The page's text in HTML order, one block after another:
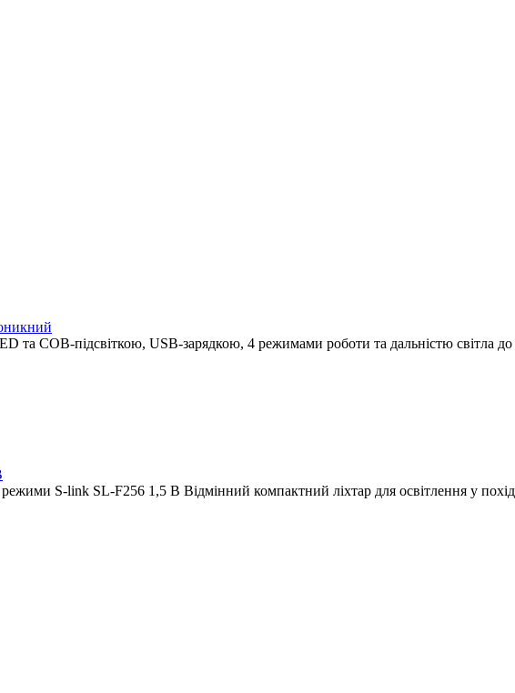
та COB-підсвіткою, USB-зарядкою, 4 режимами роботи та дальністю світла
S-link SL-F256 1,5 В Відмінний компактний ліхтар для освітлення у